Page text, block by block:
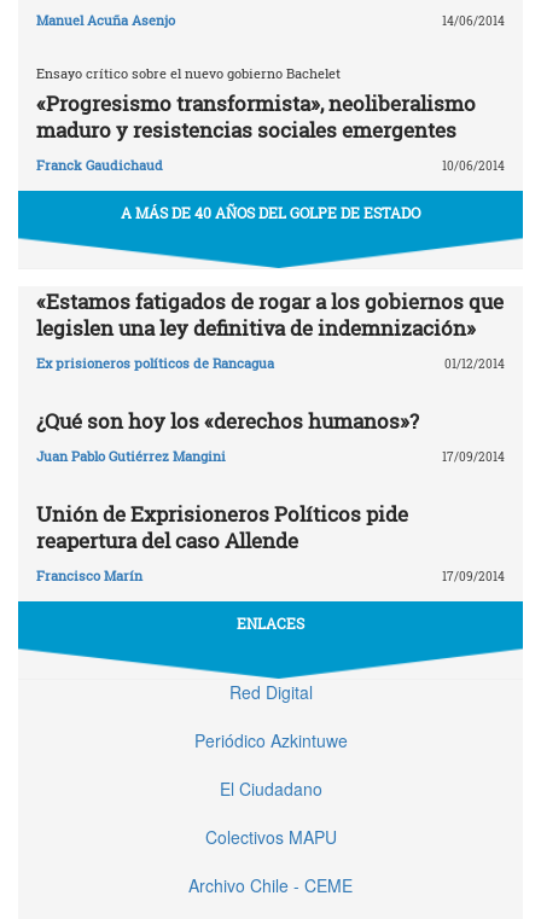
Manuel Acuña Asenjo 14/06/2014
Ensayo crítico sobre el nuevo gobierno Bachelet
«Progresismo transformista», neoliberalismo
maduro y resistencias sociales emergentes
Franck Gaudichaud 10/06/2014
A MÁS DE 40 AÑOS DEL GOLPE DE ESTADO
«Estamos fatigados de rogar a los gobiernos que
legislen una ley definitiva de indemnización»
Ex prisioneros políticos de Rancagua 01/12/2014
¿Qué son hoy los «derechos humanos»?
Juan Pablo Gutiérrez Mangini 17/09/2014
Unión de Exprisioneros Políticos pide
reapertura del caso Allende
Francisco Marín 17/09/2014
ENLACES
Red Digital
Periódico Azkintuwe
El Ciudadano
Colectivos MAPU
Archivo Chile - CEME